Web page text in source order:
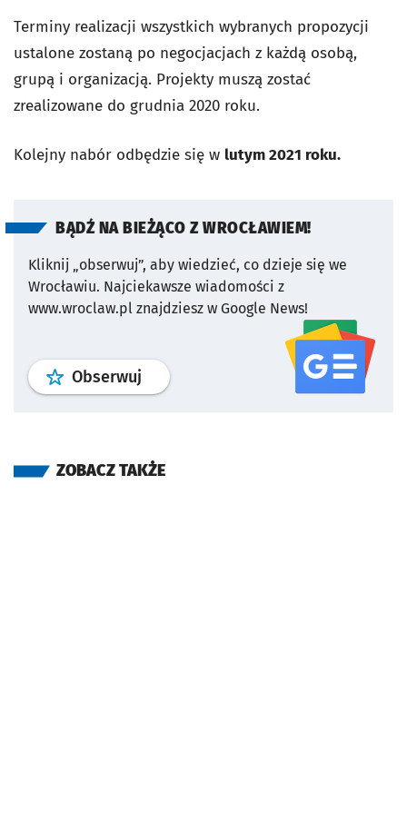
Terminy realizacji wszystkich wybranych propozycji
ustalone zostaną po negocjacjach z każdą osobą,
grupą i organizacją. Projekty muszą zostać
zrealizowane do grudnia 2020 roku.
Kolejny nabór odbędzie się w lutym 2021 roku.
BĄDŹ NA BIEŻĄCO Z WROCŁAWIEM!
Kliknij „obserwuj”, aby wiedzieć, co dzieje się we
Wrocławiu. Najciekawsze wiadomości z
www.wroclaw.pl znajdziesz w Google News!
Obserwuj profil serwisu
ZOBACZ TAKŻE